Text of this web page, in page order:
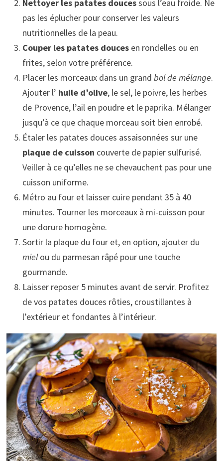
Nettoyer les patates doucessous l’eau froide. Ne
pas les éplucher pour conserver les valeurs
nutritionnelles de la peau.
Couper les patates doucesen rondelles ou en
frites, selon votre préférence.
Placer les morceaux dans un grand bol de mélange.
Ajouter l’ huile d’olive, le sel, le poivre, les herbes
de Provence, l’ail en poudre et le paprika. Mélanger
jusqu’à ce que chaque morceau soit bien enrobé.
Étaler les patates douces assaisonnées sur une
plaque de cuisson couverte de papier sulfurisé.
Veiller à ce qu’elles ne se chevauchent pas pour une
cuisson uniforme.
Métro au four et laisser cuire pendant 35 à 40
minutes. Tourner les morceaux à mi-cuisson pour
une dorure homogène.
Sortir la plaque du four et, en option, ajouter du
mielou du parmesan râpé pour une touche
gourmande.
Laisser reposer 5 minutes avant de servir. Profitez
de vos patates douces rôties, croustillantes à
l’extérieur et fondantes à l’intérieur.